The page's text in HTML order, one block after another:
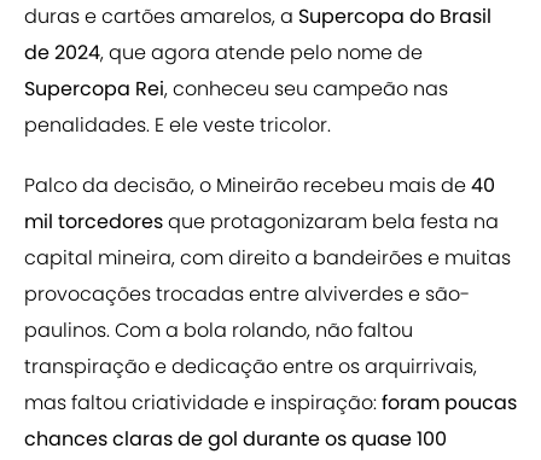
duras e cartões amarelos, a Supercopa do Brasil
de 2024, que agora atende pelo nome de
Supercopa Rei, conheceu seu campeão nas
penalidades. E ele veste tricolor.
Palco da decisão, o Mineirão recebeu mais de40
mil torcedoresque protagonizaram bela festa na
capital mineira, com direito a bandeirões e muitas
provocações trocadas entre alviverdes e são-
paulinos. Com a bola rolando, não faltou
transpiração e dedicação entre os arquirrivais,
mas faltou criatividade e inspiração:foram poucas
chances claras de gol durante os quase 100